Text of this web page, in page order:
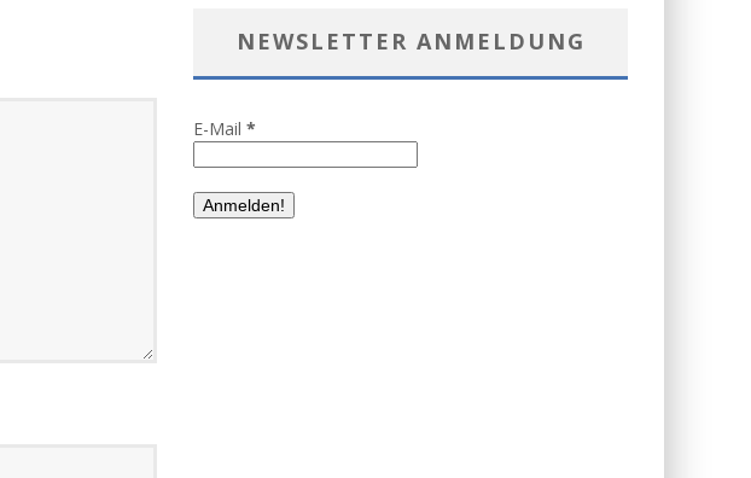
NEWSLETTER ANMELDUNG
E-Mail *